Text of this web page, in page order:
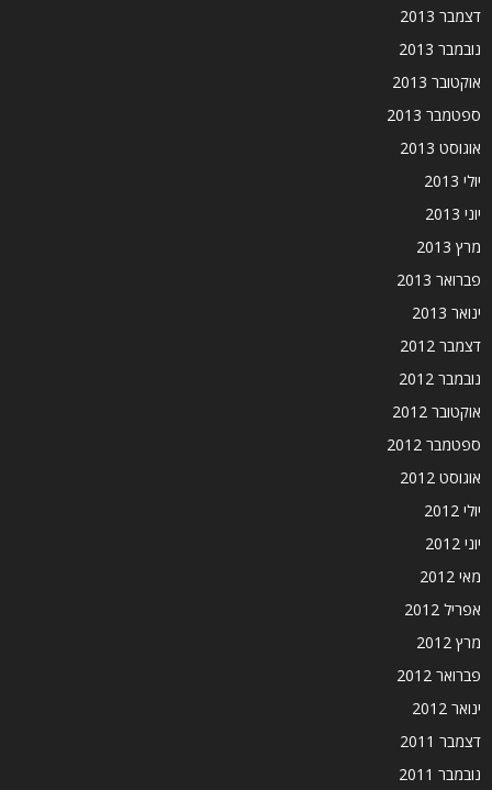
דצמבר 2013
נובמבר 2013
אוקטובר 2013
ספטמבר 2013
אוגוסט 2013
יולי 2013
יוני 2013
מרץ 2013
פברואר 2013
ינואר 2013
דצמבר 2012
נובמבר 2012
אוקטובר 2012
ספטמבר 2012
אוגוסט 2012
יולי 2012
יוני 2012
מאי 2012
אפריל 2012
מרץ 2012
פברואר 2012
ינואר 2012
דצמבר 2011
נובמבר 2011